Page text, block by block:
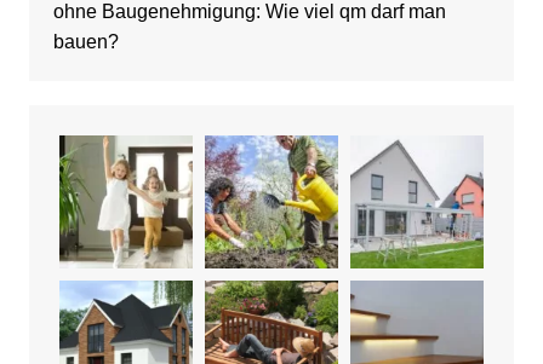
ohne Baugenehmigung: Wie viel qm darf man
bauen?